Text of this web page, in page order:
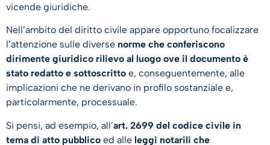
vicende giuridiche.
Nell’ambito del diritto civile appare opportuno focalizzare
l’attenzione sulle diverse norme che conferiscono
dirimente giuridico rilievo al luogo ove il documento è
stato redatto e sottoscritto e, conseguentemente, alle
implicazioni che ne derivano in profilo sostanziale e,
particolarmente, processuale.
Si pensi, ad esempio, all’art. 2699 del codice civile in
tema di atto pubblico ed alle leggi notarili che